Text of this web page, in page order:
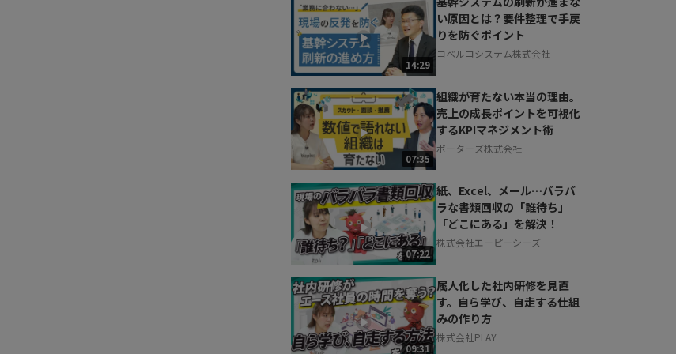
14:29
い原因とは？要件整理で手戻
りを防ぐポイント
コベルコシステム株式会社
07:35
組織が育たない本当の理由。
売上の成長ポイントを可視化
するKPIマネジメント術
ポーターズ株式会社
07:22
紙、Excel、メール…バラバ
ラな書類回収の「誰待ち」
「どこにある」を解決！
株式会社エーピーシーズ
09:31
属人化した社内研修を見直
す。自ら学び、自走する仕組
みの作り方
株式会社PLAY